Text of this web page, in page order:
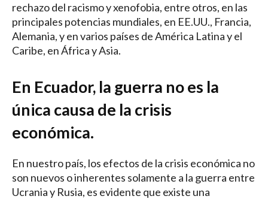
rechazo del racismo y xenofobia, entre otros, en las
principales potencias mundiales, en EE.UU., Francia,
Alemania, y en varios países de América Latina y el
Caribe, en África y Asia.
En Ecuador, la guerra no es la
única causa de la crisis
económica.
En nuestro país, los efectos de la crisis económica no
son nuevos o inherentes solamente a la guerra entre
Ucrania y Rusia, es evidente que existe una